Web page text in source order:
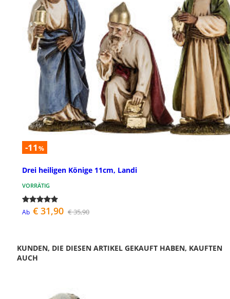
-11 %
Drei heiligen Könige 11cm, Landi
VORRÄTIG
Ab € 31,90 € 35,90
KUNDEN, DIE DIESEN ARTIKEL GEKAUFT HABEN, KAUFTEN
AUCH